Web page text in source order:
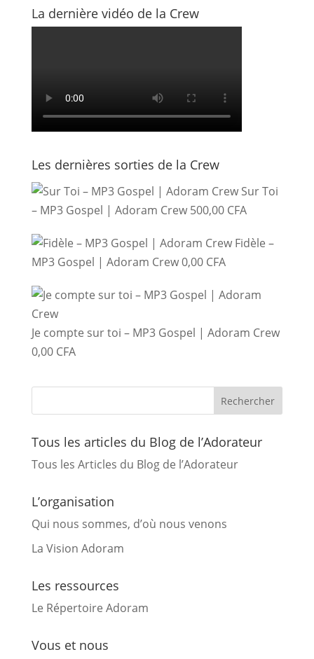
La dernière vidéo de la Crew
Les dernières sorties de la Crew
Sur Toi
– MP3 Gospel | Adoram Crew 500,00 CFA
Fidèle –
MP3 Gospel | Adoram Crew0,00 CFA
Je compte sur toi – MP3 Gospel | Adoram Crew
0,00 CFA
Tous les articles du Blog de l’Adorateur
Tous les Articles du Blog de l’Adorateur
L’organisation
Qui nous sommes, d’où nous venons
La Vision Adoram
Les ressources
Le Répertoire Adoram
Vous et nous